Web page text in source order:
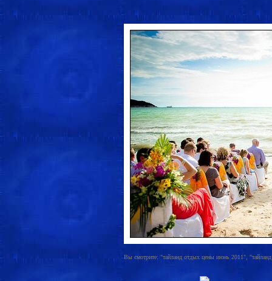
Вы смотрите: "тайланд отдых цены июнь 2011", "тайланд